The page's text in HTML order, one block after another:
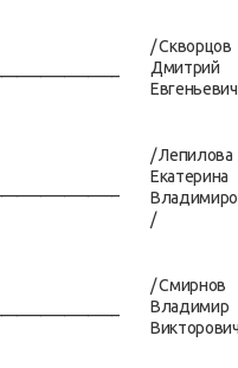
/ Скворцов
Дмитрий
/ Лепилова
Екатерина
/
/ Смирнов
Владимир